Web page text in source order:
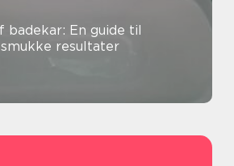
badekar: En guide til
resultater